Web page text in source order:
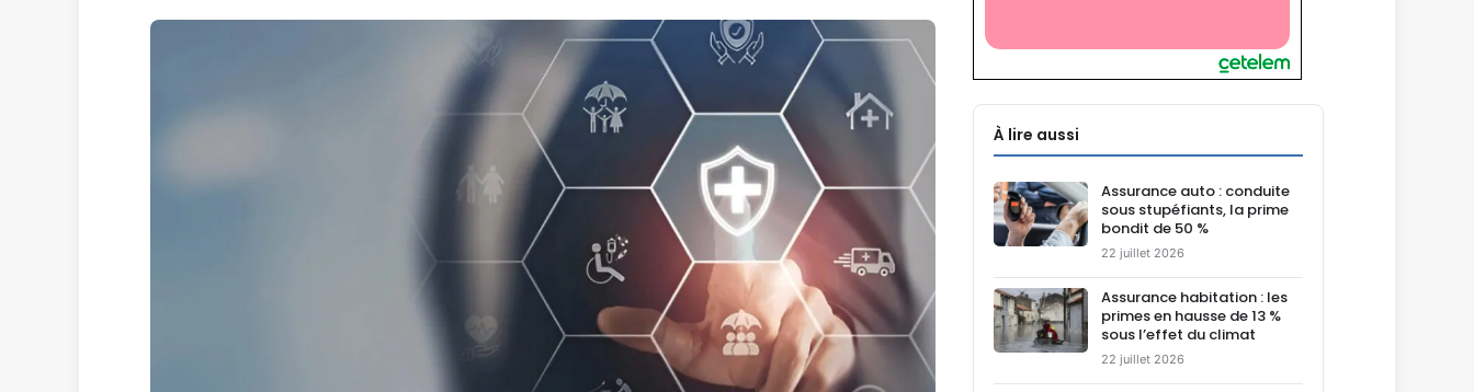
À lire aussi
Assurance auto : conduite
sous stupéfiants, la prime
bondit de 50 %
22 juillet 2026
Assurance habitation : les
primes en hausse de 13 %
sous l’effet du climat
22 juillet 2026